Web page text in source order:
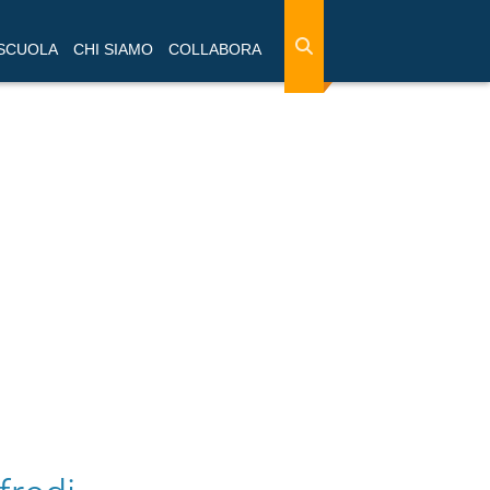
CHI SIAMO COLLABORA